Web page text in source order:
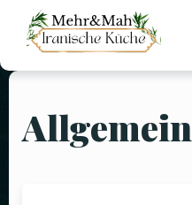
HOME
Allgemein